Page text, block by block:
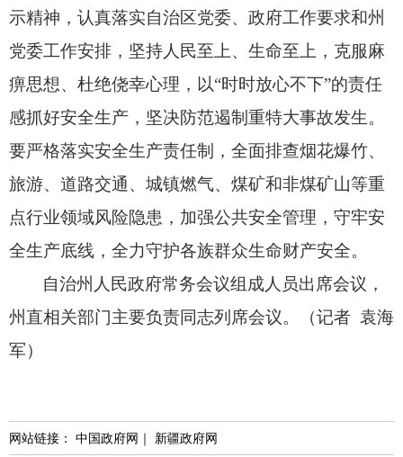
示精神， 认真落实自治区党委、 政府工作要求和州
党委工作安排， 坚持人民至上、 生命至上， 克服麻
痹思想、 杜绝侥幸心理， 以“时时放心不下”的责任
感抓好安全生产， 坚决防范遏制重特大事故发生。
要严格落实安全生产责任制， 全面排查烟花爆竹、
旅游、 道路交通、 城镇燃气、 煤矿和非煤矿山等重
点行业领域风险隐患， 加强公共安全管理， 守牢安
全生产底线， 全力守护各族群众生命财产安全。
自治州人民政府常务会议组成人员出席会议，
州直相关部门主要负责同志列席会议。
（记者 袁海
军）
网站链接： 中国政府网 ｜ 新疆政府网